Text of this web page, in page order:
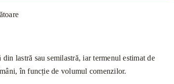
lastră sau semilastră, iar termenul estimat de
în funcție de volumul comenzilor.